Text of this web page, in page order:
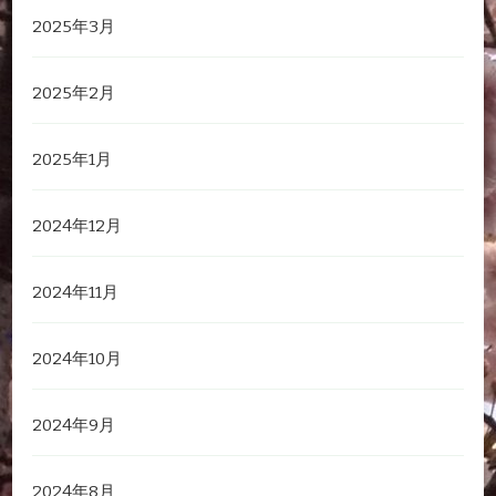
2025年3月
2025年2月
2025年1月
2024年12月
2024年11月
2024年10月
2024年9月
2024年8月